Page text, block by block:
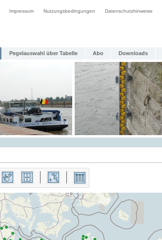
Impressum Nutzungsbedingungen Datenschutzhinweise
Pegelauswahl über Tabelle Abo Downloads